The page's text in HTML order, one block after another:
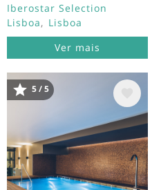
Iberostar Selection
Lisboa
Lisboa
Ver mais
Imagem
5 / 5